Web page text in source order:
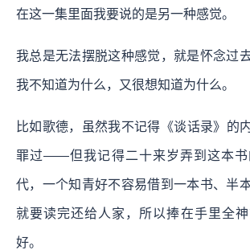
在这一集里面我要说的是另一种感觉。
我总是无法摆脱这种感觉，就是怀念过
我不知道为什么，又很想知道为什么。
比如歌德，虽然我不记得《谈话录》
罪过——但我记得二十来岁弄到这本书
代，一个知青好不容易借到一本书、半
就要读完还给人家，所以捧在手里全
好。